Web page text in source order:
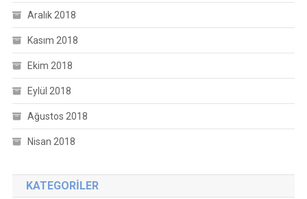
Aralık 2018
Kasım 2018
Ekim 2018
Eylül 2018
Ağustos 2018
Nisan 2018
KATEGORILER